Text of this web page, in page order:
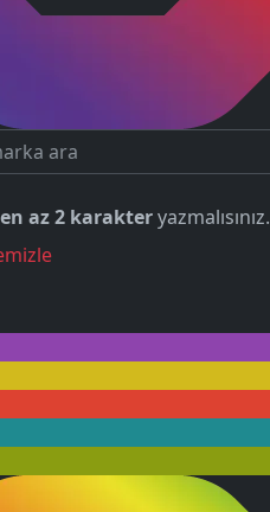
en az 2 karakteryazmalısınız.